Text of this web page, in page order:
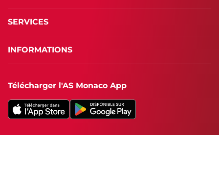
SERVICES
INFORMATIONS
Télécharger l'AS Monaco App